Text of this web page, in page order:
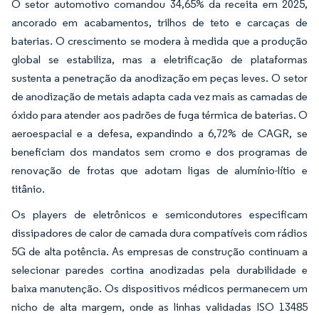
O setor automotivo comandou 34,65% da receita em 2025,
ancorado em acabamentos, trilhos de teto e carcaças de
baterias. O crescimento se modera à medida que a produção
global se estabiliza, mas a eletrificação de plataformas
sustenta a penetração da anodização em peças leves. O setor
de anodização de metais adapta cada vez mais as camadas de
óxido para atender aos padrões de fuga térmica de baterias. O
aeroespacial e a defesa, expandindo a 6,72% de CAGR, se
beneficiam dos mandatos sem cromo e dos programas de
renovação de frotas que adotam ligas de alumínio-lítio e
titânio.
Os players de eletrônicos e semicondutores especificam
dissipadores de calor de camada dura compatíveis com rádios
5G de alta potência. As empresas de construção continuam a
selecionar paredes cortina anodizadas pela durabilidade e
baixa manutenção. Os dispositivos médicos permanecem um
nicho de alta margem, onde as linhas validadas ISO 13485